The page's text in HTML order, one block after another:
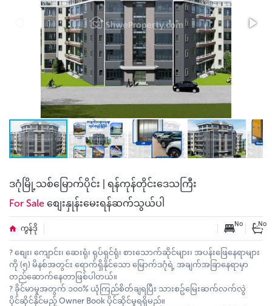
ဒဂုံမြို့သစ်မြောက်ပိုင်း | ရန်ကုန်တိုင်းဒေသကြီး
For Sale စျေးနှုန်းမေးရန်ဆက်သွယ်ပါ
ကွန်ဒို No No
? စျေး၊ ကျောင်း၊ ဆေးရုံ၊ ရုပ်ရှင်ရုံ၊ စားသောက်ဆိုင်များ၊ အပန်းဖြေနေရာများ
ကို (၅) မိနစ်အတွင်း ရောက်ရှိနိုင်သော မြောက်ဒဂုံရဲ့ အချက်အခြာနေရာမှာ
တည်ဆောက်နေတာဖြစ်ပါတယ်။
? ခိုင်မာမှုအတွက် ၁၀၀% ယုံကြည်စိတ်ချရပြီး သားစဥ်မြေးဆက်လက်လွဲ
ပိုင်ဆိုင်နိုင်မည့် Owner Book ပိုင်ဆိုင်မှုရရှိမည်။